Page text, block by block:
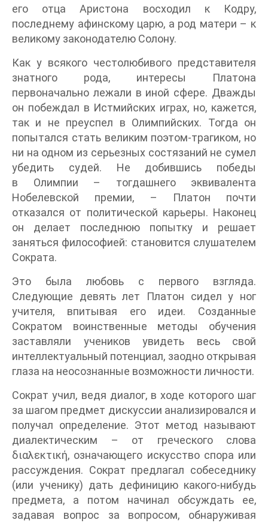
его отца Аристона восходил к Кодру,
последнему афинскому царю, а род матери – к
великому законодателю Солону.
Как у всякого честолюбивого представителя
знатного рода, интересы Платона
первоначально лежали в иной сфере. Дважды
он побеждал в Истмийских играх, но, кажется,
так и не преуспел в Олимпийских. Тогда он
попытался стать великим поэтом-трагиком, но
ни на одном из серьезных состязаний не сумел
убедить судей. Не добившись победы
в Олимпии – тогдашнего эквивалента
Нобелевской премии, – Платон почти
отказался от политической карьеры. Наконец
он делает последнюю попытку и решает
заняться философией: становится слушателем
Сократа.
Это была любовь с первого взгляда.
Следующие девять лет Платон сидел у ног
учителя, впитывая его идеи. Созданные
Сократом воинственные методы обучения
заставляли учеников увидеть весь свой
интеллектуальный потенциал, заодно открывая
глаза на неосознанные возможности личности.
Сократ учил, ведя диалог, в ходе которого шаг
за шагом предмет дискуссии анализировался и
получал определение. Этот метод называют
диалектическим – от греческого слова
διαλεκτική, означающего искусство спора или
рассуждения. Сократ предлагал собеседнику
(или ученику) дать дефиницию какого-нибудь
предмета, а потом начинал обсуждать ее,
задавая вопрос за вопросом, обнаруживая